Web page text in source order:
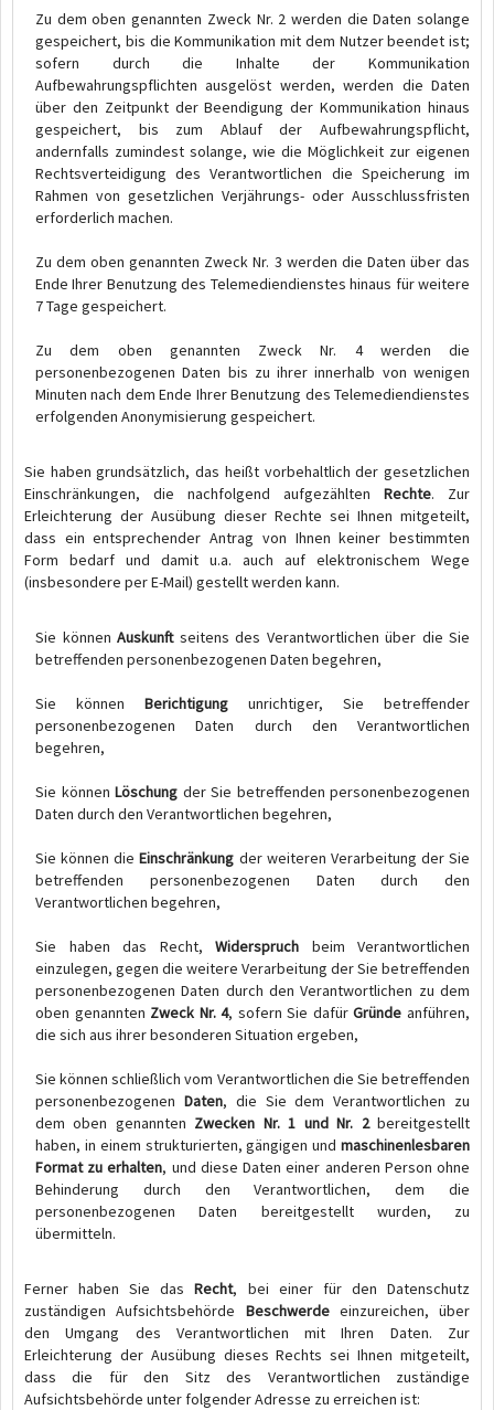
Zu dem oben genannten Zweck Nr. 2 werden die Daten solange
gespeichert, bis die Kommunikation mit dem Nutzer beendet ist;
sofern durch die Inhalte der Kommunikation
Aufbewahrungspflichten ausgelöst werden, werden die Daten
über den Zeitpunkt der Beendigung der Kommunikation hinaus
gespeichert, bis zum Ablauf der Aufbewahrungspflicht,
andernfalls zumindest solange, wie die Möglichkeit zur eigenen
Rechtsverteidigung des Verantwortlichen die Speicherung im
Rahmen von gesetzlichen Verjährungs- oder Ausschlussfristen
erforderlich machen.
Zu dem oben genannten Zweck Nr. 3 werden die Daten über das
Ende Ihrer Benutzung des Telemediendienstes hinaus für weitere
7 Tage gespeichert.
Zu dem oben genannten Zweck Nr. 4 werden die
personenbezogenen Daten bis zu ihrer innerhalb von wenigen
Minuten nach dem Ende Ihrer Benutzung des Telemediendienstes
erfolgenden Anonymisierung gespeichert.
Sie haben grundsätzlich, das heißt vorbehaltlich der gesetzlichen
Einschränkungen, die nachfolgend aufgezählten Rechte. Zur
Erleichterung der Ausübung dieser Rechte sei Ihnen mitgeteilt,
dass ein entsprechender Antrag von Ihnen keiner bestimmten
Form bedarf und damit u.a. auch auf elektronischem Wege
(insbesondere per E-Mail) gestellt werden kann.
Sie können Auskunftseitens des Verantwortlichen über die Sie
betreffenden personenbezogenen Daten begehren,
Sie können Berichtigung unrichtiger, Sie betreffender
personenbezogenen Daten durch den Verantwortlichen
begehren,
Sie können Löschung der Sie betreffenden personenbezogenen
Daten durch den Verantwortlichen begehren,
Sie können dieEinschränkung der weiteren Verarbeitung der Sie
betreffenden personenbezogenen Daten durch den
Verantwortlichen begehren,
Sie haben das Recht, Widerspruch beim Verantwortlichen
einzulegen, gegen die weitere Verarbeitung der Sie betreffenden
personenbezogenen Daten durch den Verantwortlichen zu dem
oben genannten Zweck Nr. 4, sofern Sie dafürGründe anführen,
die sich aus ihrer besonderen Situation ergeben,
Sie können schließlich vom Verantwortlichen die Sie betreffenden
personenbezogenen Daten, die Sie dem Verantwortlichen zu
dem oben genannten Zwecken Nr. 1 und Nr. 2bereitgestellt
haben, in einem strukturierten, gängigen und maschinenlesbaren
Format zu erhalten, und diese Daten einer anderen Person ohne
Behinderung durch den Verantwortlichen, dem die
personenbezogenen Daten bereitgestellt wurden, zu
übermitteln.
Ferner haben Sie dasRecht, bei einer für den Datenschutz
zuständigen Aufsichtsbehörde Beschwerdeeinzureichen, über
den Umgang des Verantwortlichen mit Ihren Daten. Zur
Erleichterung der Ausübung dieses Rechts sei Ihnen mitgeteilt,
dass die für den Sitz des Verantwortlichen zuständige
Aufsichtsbehörde unter folgender Adresse zu erreichen ist: